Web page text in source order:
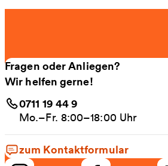
Fragen oder Anliegen?
Wir helfen gerne!
0711 19 44 9
Mo.–Fr. 8:00–18:00 Uhr
zum Kontaktformular